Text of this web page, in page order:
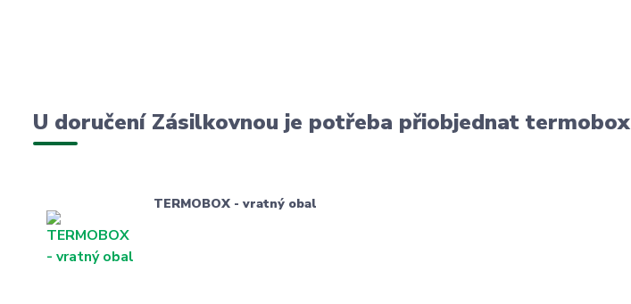
U doručení Zásilkovnou je potřeba přiobjednat termobox
TERMOBOX - vratný obal